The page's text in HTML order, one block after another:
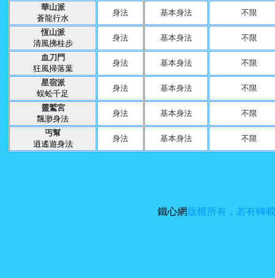
華山派
蒼龍行水
身法 基本身法 不限
恆山派
清風拂桂步
身法 基本身法 不限
血刀門
狂風掃落葉
身法 基本身法 不限
星宿派
蜈蚣千足
身法 基本身法 不限
靈鷲宮
飄渺身法
身法 基本身法 不限
丐幫
逍遙遊身法
身法 基本身法 不限
鐵心網 版權所有，若有轉